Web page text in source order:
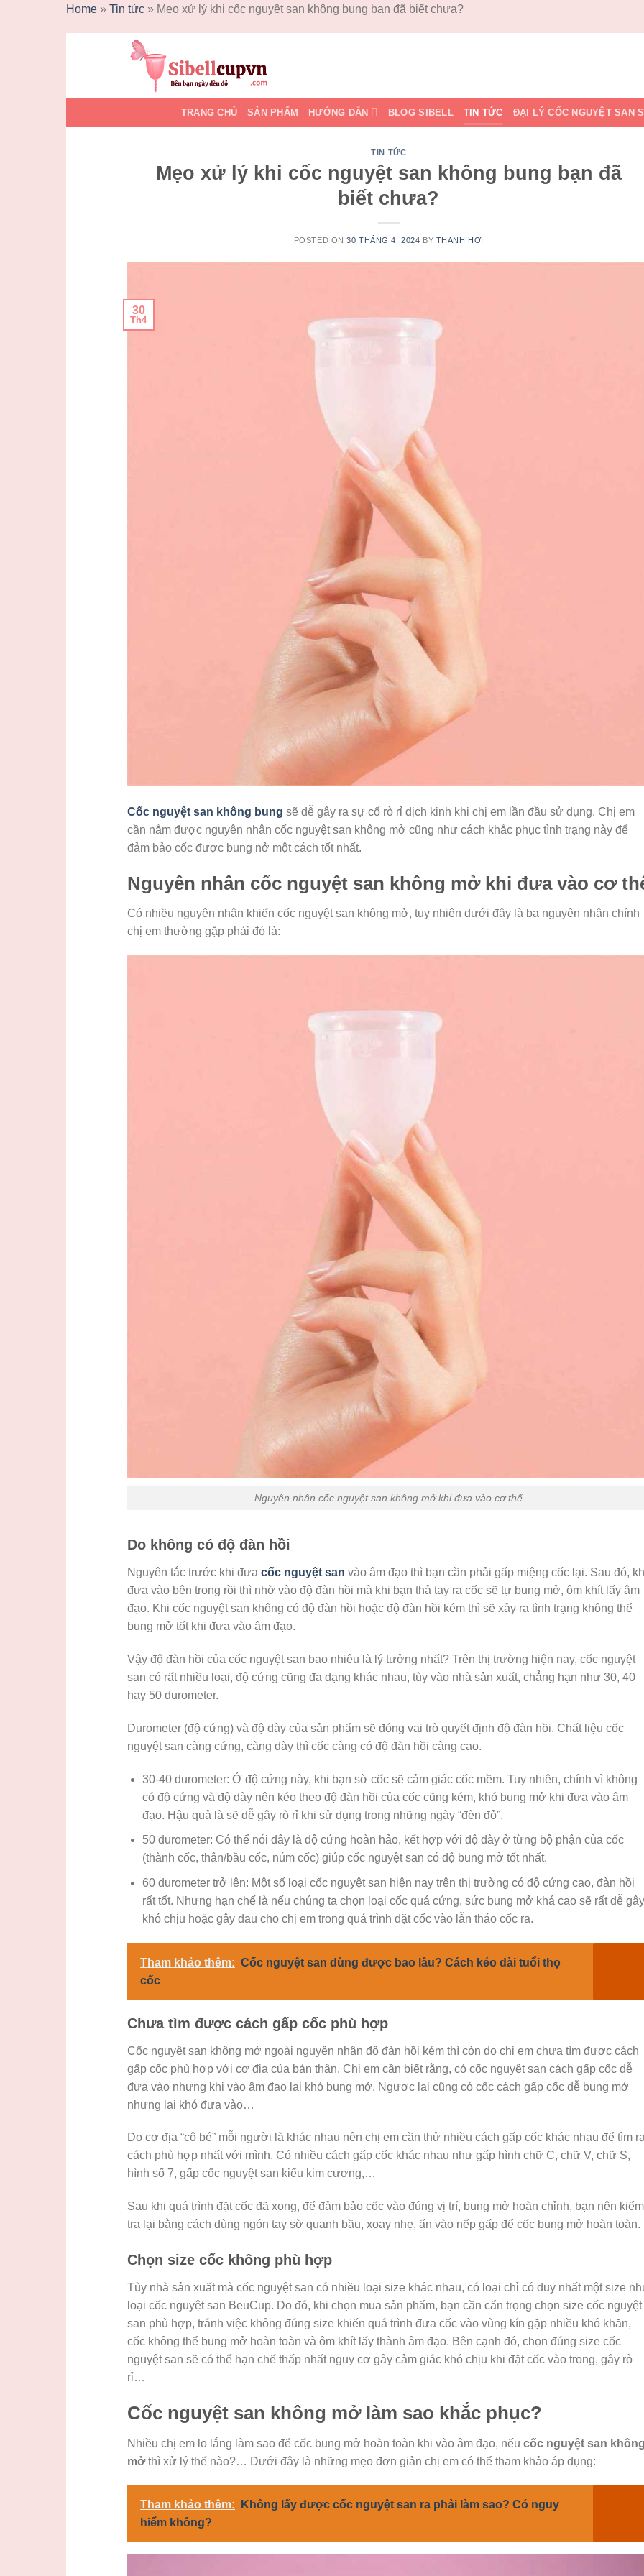
Home » Tin tức » Mẹo xử lý khi cốc nguyệt san không bung bạn đã biết chưa?
TRANG CHỦ SẢN PHẨM HƯỚNG DẪN BLOG SIBELL TIN TỨC ĐẠI LÝ CỐC NGUYỆT SAN
TIN TỨC
Mẹo xử lý khi cốc nguyệt san không bung bạn đã
biết chưa?
POSTED ON30 THÁNG 4, 2024 BY THANH HỢI
30
Th4
Cốc nguyệt san không bung sẽ dễ gây ra sự cố rò rỉ dịch kinh khi chị em lần đầu sử dụng. Chị em
cần nắm được nguyên nhân cốc nguyệt san không mở cũng như cách khắc phục tình trạng này để
đảm bảo cốc được bung nở một cách tốt nhất.
Nguyên nhân cốc nguyệt san không mở khi đưa vào cơ
Có nhiều nguyên nhân khiến cốc nguyệt san không mở, tuy nhiên dưới đây là ba nguyên nhân chính
chị em thường gặp phải đó là:
Nguyên nhân cốc nguyệt san không mở khi đưa vào cơ thể
Do không có độ đàn hồi
Nguyên tắc trước khi đưa cốc nguyệt san vào âm đạo thì bạn cần phải gấp miệng cốc lại. Sau đó,
đưa vào bên trong rồi thì nhờ vào độ đàn hồi mà khi bạn thả tay ra cốc sẽ tự bung mở, ôm khít lấy âm
đạo. Khi cốc nguyệt san không có độ đàn hồi hoặc độ đàn hồi kém thì sẽ xảy ra tình trạng không thể
bung mở tốt khi đưa vào âm đạo.
Vậy độ đàn hồi của cốc nguyệt san bao nhiêu là lý tưởng nhất? Trên thị trường hiện nay, cốc nguyệt
san có rất nhiều loại, độ cứng cũng đa dạng khác nhau, tùy vào nhà sản xuất, chẳng hạn như 30, 40
hay 50 durometer.
Durometer (độ cứng) và độ dày của sản phẩm sẽ đóng vai trò quyết định độ đàn hồi. Chất liệu cốc
nguyệt san càng cứng, càng dày thì cốc càng có độ đàn hồi càng cao.
30-40 durometer: Ở độ cứng này, khi bạn sờ cốc sẽ cảm giác cốc mềm. Tuy nhiên, chính vì không
có độ cứng và độ dày nên kéo theo độ đàn hồi của cốc cũng kém, khó bung mở khi đưa vào âm
đạo. Hậu quả là sẽ dễ gây rò rỉ khi sử dụng trong những ngày “đèn đỏ”.
50 durometer: Có thể nói đây là độ cứng hoàn hảo, kết hợp với độ dày ở từng bộ phận của cốc
(thành cốc, thân/bầu cốc, núm cốc) giúp cốc nguyệt san có độ bung mở tốt nhất.
60 durometer trở lên: Một số loại cốc nguyệt san hiện nay trên thị trường có độ cứng cao, đàn hồi
rất tốt. Nhưng hạn chế là nếu chúng ta chọn loại cốc quá cứng, sức bung mở khá cao sẽ rất dễ gây
khó chịu hoặc gây đau cho chị em trong quá trình đặt cốc vào lẫn tháo cốc ra.
Tham khảo thêm: Cốc nguyệt san dùng được bao lâu? Cách kéo dài tuổi thọ
cốc
Chưa tìm được cách gấp cốc phù hợp
Cốc nguyệt san không mở ngoài nguyên nhân độ đàn hồi kém thì còn do chị em chưa tìm được cách
gấp cốc phù hợp với cơ địa của bản thân. Chị em cần biết rằng, có cốc nguyệt san cách gấp cốc dễ
đưa vào nhưng khi vào âm đạo lại khó bung mở. Ngược lại cũng có cốc cách gấp cốc dễ bung mở
nhưng lại khó đưa vào…
Do cơ địa “cô bé” mỗi người là khác nhau nên chị em cần thử nhiều cách gấp cốc khác nhau để tìm
cách phù hợp nhất với mình. Có nhiều cách gấp cốc khác nhau như gấp hình chữ C, chữ V, chữ S,
hình số 7, gấp cốc nguyệt san kiểu kim cương,…
Sau khi quá trình đặt cốc đã xong, để đảm bảo cốc vào đúng vị trí, bung mở hoàn chỉnh, bạn nên kiểm
tra lại bằng cách dùng ngón tay sờ quanh bầu, xoay nhẹ, ấn vào nếp gấp để cốc bung mở hoàn toàn.
Chọn size cốc không phù hợp
Tùy nhà sản xuất mà cốc nguyệt san có nhiều loại size khác nhau, có loại chỉ có duy nhất một size
loại cốc nguyệt san BeuCup. Do đó, khi chọn mua sản phẩm, bạn cần cẩn trọng chọn size cốc nguyệt
san phù hợp, tránh việc không đúng size khiến quá trình đưa cốc vào vùng kín gặp nhiều khó khăn,
cốc không thể bung mở hoàn toàn và ôm khít lấy thành âm đạo. Bên cạnh đó, chọn đúng size cốc
nguyệt san sẽ có thể hạn chế thấp nhất nguy cơ gây cảm giác khó chịu khi đặt cốc vào trong, gây rò
rỉ…
Cốc nguyệt san không mở làm sao khắc phục?
Nhiều chị em lo lắng làm sao để cốc bung mở hoàn toàn khi vào âm đạo, nếu cốc nguyệt san
mởthì xử lý thế nào?… Dưới đây là những mẹo đơn giản chị em có thể tham khảo áp dụng:
Tham khảo thêm:
Không lấy được cốc nguyệt san ra phải làm sao? Có nguy
hiểm không?